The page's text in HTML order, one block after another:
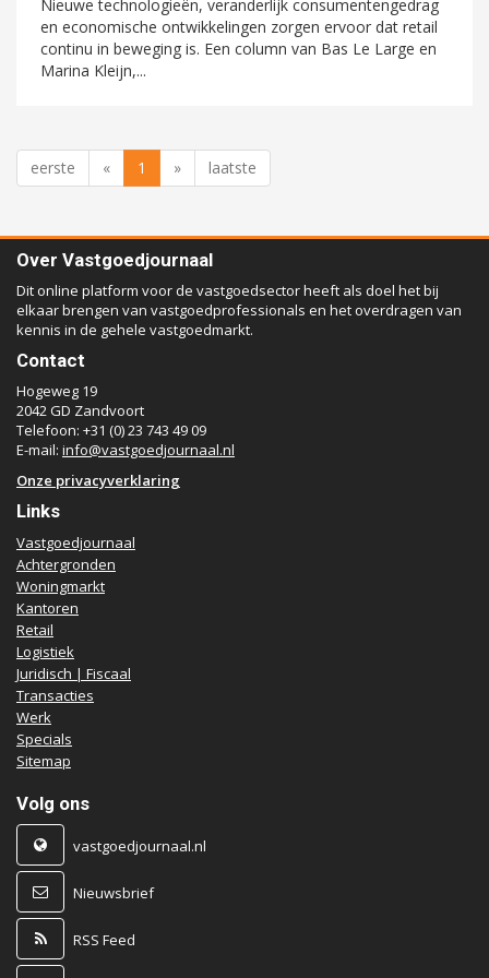
Nieuwe technologieën, veranderlijk consumentengedrag
en economische ontwikkelingen zorgen ervoor dat retail
continu in beweging is. Een column van Bas Le Large en
Marina Kleijn,...
eerste « 1 » laatste
Over Vastgoedjournaal
Dit online platform voor de vastgoedsector heeft als doel het bij
elkaar brengen van vastgoedprofessionals en het overdragen van
kennis in de gehele vastgoedmarkt.
Contact
Hogeweg 19
2042 GD Zandvoort
Telefoon: +31 (0) 23 743 49 09
E-mail: info@vastgoedjournaal.nl
Onze privacyverklaring
Links
Vastgoedjournaal
Achtergronden
Woningmarkt
Kantoren
Retail
Logistiek
Juridisch | Fiscaal
Transacties
Werk
Specials
Sitemap
Volg ons
vastgoedjournaal.nl
Nieuwsbrief
RSS Feed